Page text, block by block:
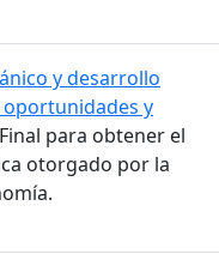
y desarrollo
oportunidades y
para obtener el
otorgado por la